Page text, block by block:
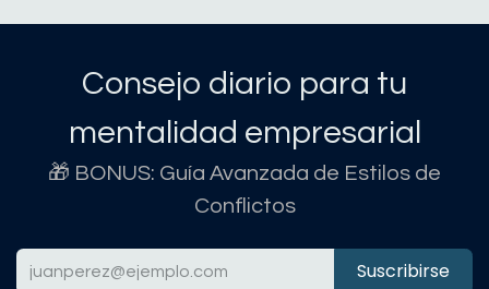
Consejo diario para tu
mentalidad empresarial
🎁 BONUS: Guía Avanzada de Estilos de
Conflictos
Suscribirse